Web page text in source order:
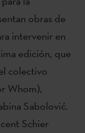
obras de
intervenir en
edición, que
colectivo
Whom),
Sabolović.
Schier